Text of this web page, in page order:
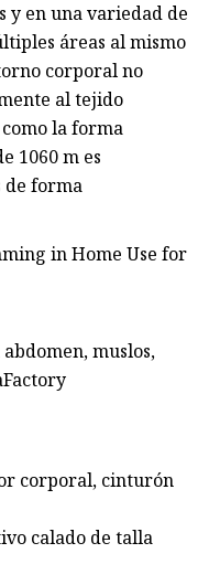
y en una variedad de
áreas al mismo
corporal no
al tejido
la forma
1060 m es
de forma
muslos,
corporal, cinturón
calado de talla